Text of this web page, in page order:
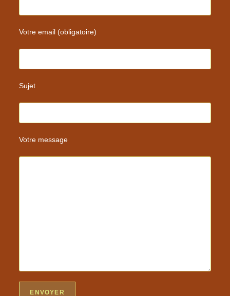
Votre email (obligatoire)
Sujet
Votre message